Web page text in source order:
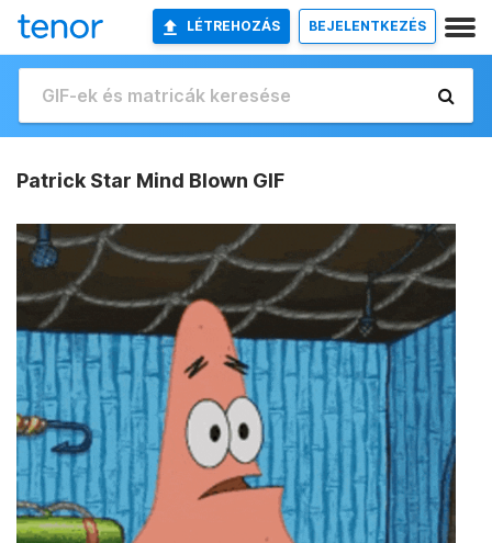
LÉTREHOZÁS BEJELENTKEZÉS
Patrick Star Mind Blown GIF